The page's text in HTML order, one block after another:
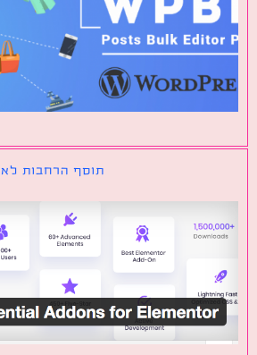
תוסף הרחבות לאלמנטור